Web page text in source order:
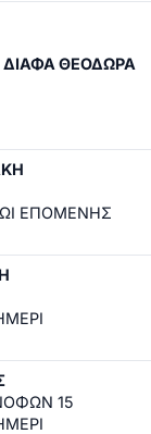
ΘΕΟΔΩΡΑ
ΕΠΟΜΕΝΗΣ
15